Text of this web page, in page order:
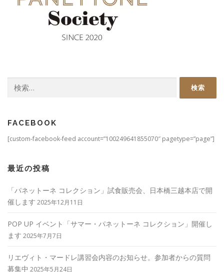
索:
FACEBOOK
[custom-facebook-feed account=”100249641855070″ pagetype=”page”]
最近の投稿
「パネットーネ コレクション」試食販売会、日本橋三越本店で開
催します 2025年12月11日
POP UP イベント「サマー・パネットーネ コレクション」開催し
ます 2025年7月7日
リエヴィト・マードレ講習会内容のお知らせ。参加者からの質問
募集中 2025年5月24日